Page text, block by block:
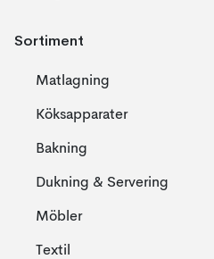
Sortiment
Matlagning
Köksapparater
Bakning
Dukning & Servering
Möbler
Textil